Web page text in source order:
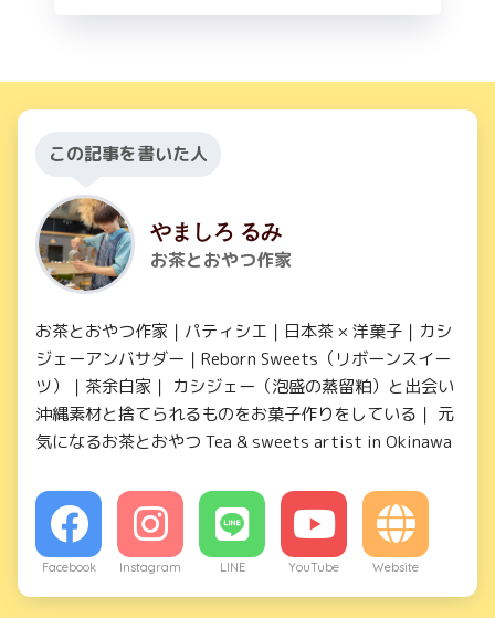
この記事を書いた人
やましろ るみ
お茶とおやつ作家
お茶とおやつ作家｜パティシエ｜日本茶 × 洋菓子｜カシ
ジェーアンバサダー｜Reborn Sweets（リボーンスイー
ツ）｜茶余白家｜ カシジェー（泡盛の蒸留粕）と出会い
沖縄素材と捨てられるものをお菓子作りをしている｜ 元
気になるお茶とおやつ Tea & sweets artist in Okinawa
Facebook Instagram LINE YouTube Website